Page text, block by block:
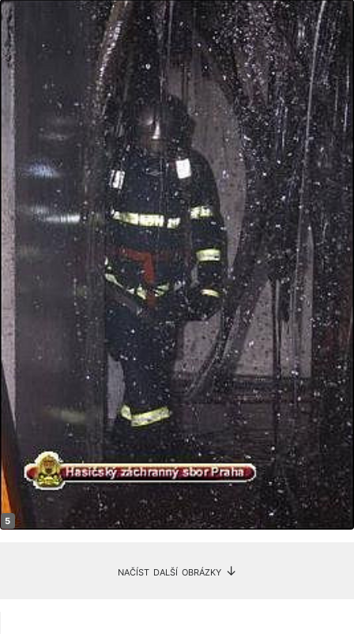
načíst další obrázky ↓